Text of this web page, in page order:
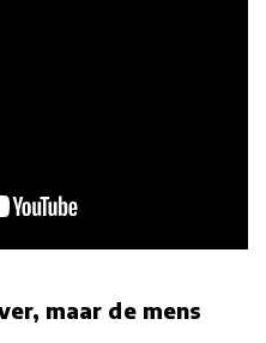
maar de mens